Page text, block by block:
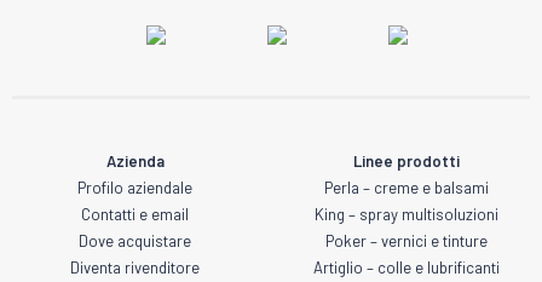
Azienda
Profilo aziendale
Contatti e email
Dove acquistare
Diventa rivenditore
Linee prodotti
Perla – creme e balsami
King – spray multisoluzioni
Poker – vernici e tinture
Artiglio – colle e lubrificanti